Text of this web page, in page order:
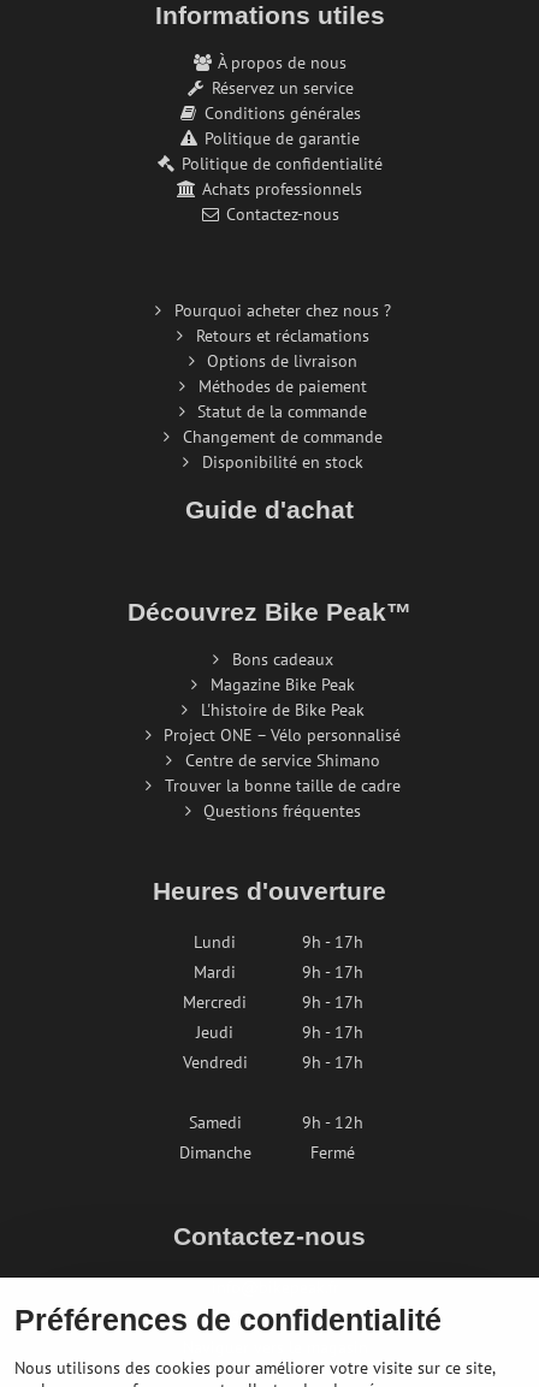
Informations utiles
À propos de nous
Réservez un service
Conditions générales
Politique de garantie
Politique de confidentialité
Achats professionnels
Contactez-nous
Pourquoi acheter chez nous ?
Retours et réclamations
Options de livraison
Méthodes de paiement
Statut de la commande
Changement de commande
Disponibilité en stock
Guide d'achat
Découvrez Bike Peak™
Bons cadeaux
Magazine Bike Peak
L'histoire de Bike Peak
Project ONE – Vélo personnalisé
Centre de service Shimano
Trouver la bonne taille de cadre
Questions fréquentes
Heures d'ouverture
Lundi
9h - 17h
Mardi
9h - 17h
Mercredi
9h - 17h
Jeudi
9h - 17h
Vendredi
9h - 17h
Samedi
9h - 12h
Dimanche
Fermé
Contactez-nous
+436764858804
Préférences de confidentialité
Nous utilisons des cookies pour améliorer votre visite sur ce site,